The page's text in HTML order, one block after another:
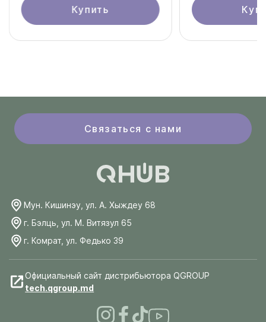
Купить
Связаться с нами
Мун. Кишинэу, ул. А. Хыждеу 68
г. Бэлць, ул. М. Витязул 65
г. Комрат, ул. Федько 39
Официальный сайт дистрибьютора QGROUP
tech.qgroup.md